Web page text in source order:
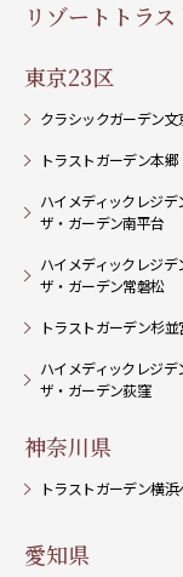
リゾートトラ
東京23区
クラシックガーデン文
トラストガーデン本郷
ハイメディックレジデ
ザ・ガーデン南平台
ハイメディックレジデ
ザ・ガーデン常磐松
トラストガーデン杉並
ハイメディックレジデ
ザ・ガーデン荻窪
神奈川県
トラストガーデン横
愛知県